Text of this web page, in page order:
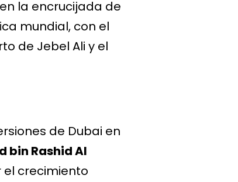
la encrucijada de
mundial, con el
de Jebel Ali y el
de Dubai en
bin Rashid Al
el crecimiento